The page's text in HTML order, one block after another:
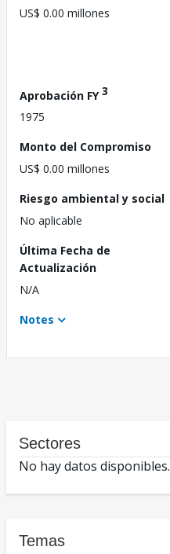
US$ 0.00 millones
Aprobación FY3
1975
Monto del Compromiso
US$ 0.00 millones
Riesgo ambiental y social
No aplicable
Última Fecha de
Actualización
N/A
Notes
Sectores
No hay datos disponibles.
Temas